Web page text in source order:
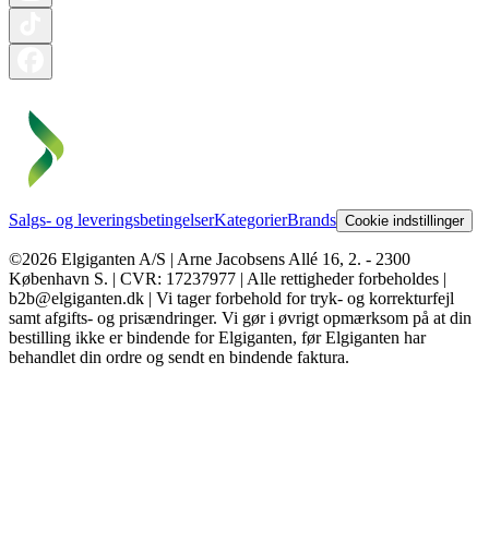
Salgs- og leveringsbetingelserKategorierBrands Cookie indstillinger
©2026 Elgiganten A/S | Arne Jacobsens Allé 16, 2. - 2300
København S. | CVR: 17237977 | Alle rettigheder forbeholdes |
b2b@elgiganten.dk | Vi tager forbehold for tryk- og korrekturfejl
samt afgifts- og prisændringer. Vi gør i øvrigt opmærksom på at din
bestilling ikke er bindende for Elgiganten, før Elgiganten har
behandlet din ordre og sendt en bindende faktura.